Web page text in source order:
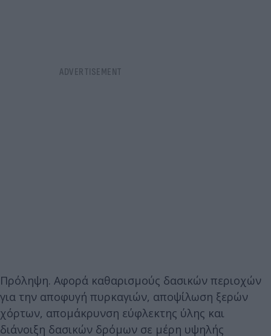
Πρόληψη. Αφορά καθαρισμούς δασικών περιοχών
για την αποφυγή πυρκαγιών, αποψίλωση ξερών
χόρτων, απομάκρυνση εύφλεκτης ύλης και
διάνοιξη δασικών δρόμων σε μέρη υψηλής